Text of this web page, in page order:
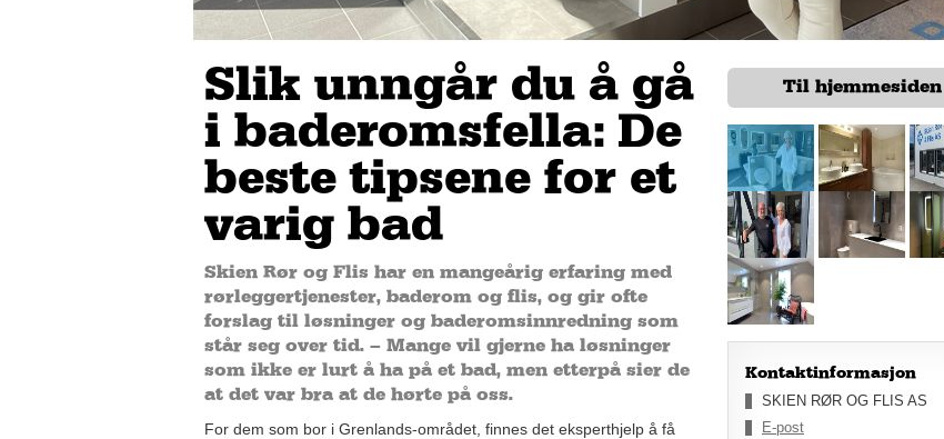
Slik unngår du å gå
i baderomsfella: De
beste tipsene for et
varig bad
Skien Rør og Flis har en mangeårig erfaring med
rørleggertjenester, baderom og flis, og gir ofte
forslag til løsninger og baderomsinnredning som
står seg over tid. – Mange vil gjerne ha løsninger
som ikke er lurt å ha på et bad, men etterpå sier de
at det var bra at de hørte på oss.
For dem som bor i Grenlands-området, finnes det eksperthjelp å få
Til hjemmesiden
Kontaktinformasjon
SKIEN RØR OG FLIS AS
E-post